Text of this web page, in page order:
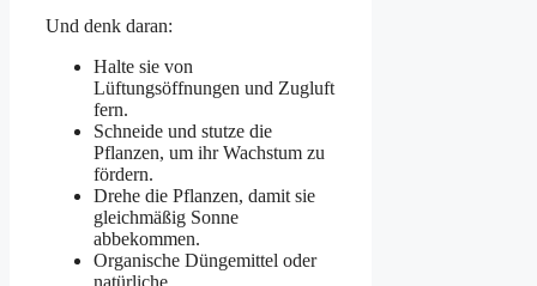
Und denk daran:
Halte sie von
Lüftungsöffnungen und Zugluft
fern.
Schneide und stutze die
Pflanzen, um ihr Wachstum zu
fördern.
Drehe die Pflanzen, damit sie
gleichmäßig Sonne
abbekommen.
Organische Düngemittel oder
natürliche